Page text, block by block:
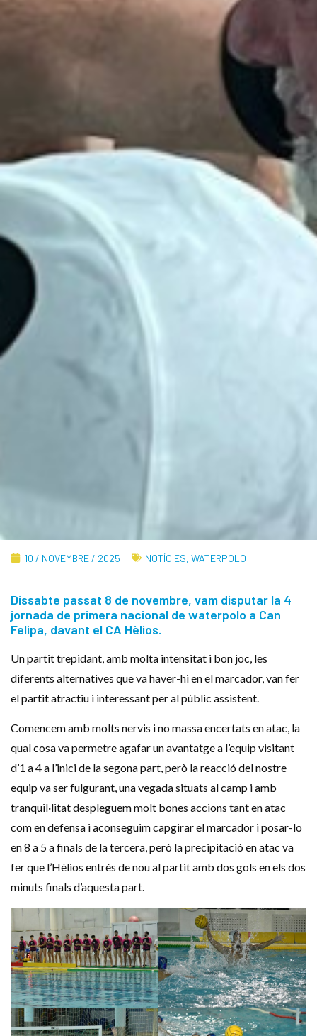
10 / NOVEMBRE / 2025 NOTÍCIES, WATERPOLO
Dissabte passat 8 de novembre, vam disputar la 4
jornada de primera nacional de waterpolo a Can
Felipa, davant el CA Hèlios.
Un partit trepidant, amb molta intensitat i bon joc, les
diferents alternatives que va haver-hi en el marcador, van fer
el partit atractiu i interessant per al públic assistent.
Comencem amb molts nervis i no massa encertats en atac, la
qual cosa va permetre agafar un avantatge a l’equip visitant
d’1 a 4 a l’inici de la segona part, però la reacció del nostre
equip va ser fulgurant, una vegada situats al camp i amb
tranquil·litat despleguem molt bones accions tant en atac
com en defensa i aconseguim capgirar el marcador i posar-lo
en 8 a 5 a finals de la tercera, però la precipitació en atac va
fer que l’Hèlios entrés de nou al partit amb dos gols en els dos
minuts finals d’aquesta part.